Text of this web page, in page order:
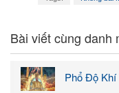
Bài viết cùng danh
Phổ Độ Khí